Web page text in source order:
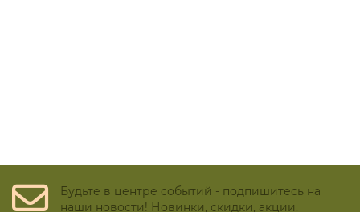
Будьте в центре событий - подпишитесь на
наши новости! Новинки, скидки, акции.